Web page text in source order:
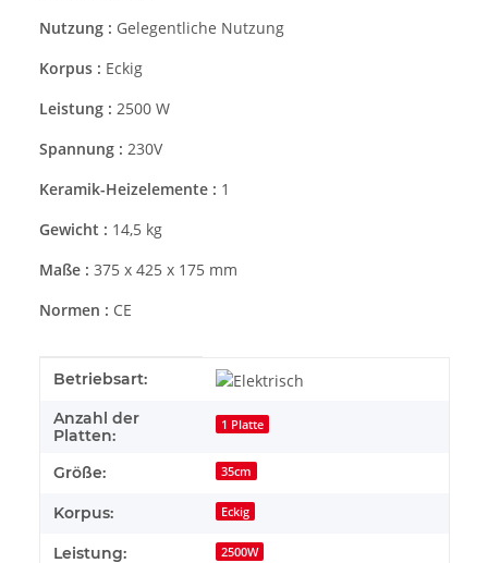
Nutzung : Gelegentliche Nutzung
Korpus : Eckig
Leistung : 2500 W
Spannung : 230V
Keramik-Heizelemente : 1
Gewicht : 14,5 kg
Maße : 375 x 425 x 175 mm
Normen : CE
Produkteigenschaft
Wert
Betriebsart:
Anzahl der
Platten:
1 Platte
Größe: 35cm
Korpus: Eckig
Leistung: 2500W